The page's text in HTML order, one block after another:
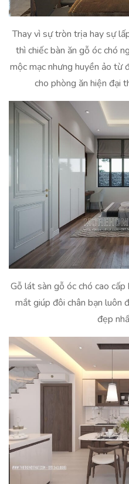
Thay vì sự tròn trịa hay sự
thì chiếc bàn ăn gỗ óc chó
mộc mạc nhưng huyền ảo từ
cho phòng ăn hiện đại
Gỗ lát sàn gỗ óc chó cao
mắt giúp đôi chân bạn luôn
đẹp